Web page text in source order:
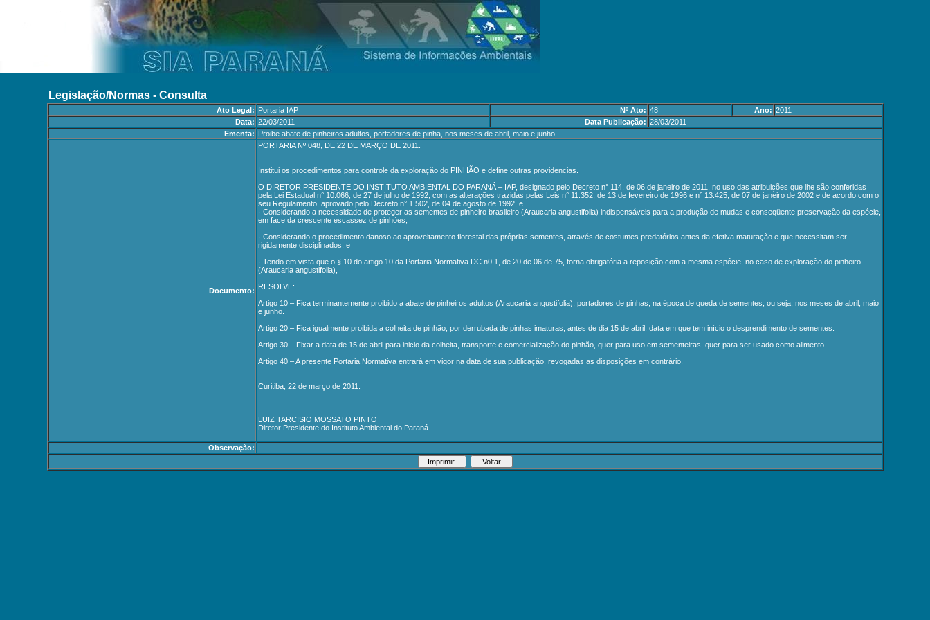
Legislação/Normas - Consulta
Ato Legal: Portaria IAP Nº Ato: 48 Ano: 2011
Data: 22/03/2011 Data Publicação: 28/03/2011
Ementa:
Proibe abate de pinheiros adultos, portadores de pinha, nos meses de abril, maio e junho
Documento:
PORTARIA Nº 048, DE 22 DE MARÇO DE 2011.
Institui os procedimentos para controle da exploração do PINHÃO e define outras providencias.
O DIRETOR PRESIDENTE DO INSTITUTO AMBIENTAL DO PARANÁ – IAP, designado pelo Decreto n° 114, de 06 de janeiro de 2011, no uso das atribuições que lhe são conferidas
pela Lei Estadual n° 10.066, de 27 de julho de 1992, com as alterações trazidas pelas Leis n° 11.352, de 13 de fevereiro de 1996 e n° 13.425, de 07 de janeiro de 2002 e de acordo com o
seu Regulamento, aprovado pelo Decreto n° 1.502, de 04 de agosto de 1992, e
· Considerando a necessidade de proteger as sementes de pinheiro brasileiro (Araucaria angustifolia) indispensáveis para a produção de mudas e conseqüente preservação da espécie,
em face da crescente escassez de pinhões;
· Considerando o procedimento danoso ao aproveitamento florestal das próprias sementes, através de costumes predatórios antes da efetiva maturação e que necessitam ser
rigidamente disciplinados, e
· Tendo em vista que o § 10 do artigo 10 da Portaria Normativa DC n0 1, de 20 de 06 de 75, torna obrigatória a reposição com a mesma espécie, no caso de exploração do pinheiro
(Araucaria angustifolia),
RESOLVE:
Artigo 10 – Fica terminantemente proibido a abate de pinheiros adultos (Araucaria angustifolia), portadores de pinhas, na época de queda de sementes, ou seja, nos meses de abril, maio
e junho.
Artigo 20 – Fica igualmente proibida a colheita de pinhão, por derrubada de pinhas imaturas, antes de dia 15 de abril, data em que tem início o desprendimento de sementes.
Artigo 30 – Fixar a data de 15 de abril para inicio da colheita, transporte e comercialização do pinhão, quer para uso em sementeiras, quer para ser usado como alimento.
Artigo 40 – A presente Portaria Normativa entrará em vigor na data de sua publicação, revogadas as disposições em contrário.
Curitiba, 22 de março de 2011.
LUIZ TARCISIO MOSSATO PINTO
Diretor Presidente do Instituto Ambiental do Paraná
Observação: